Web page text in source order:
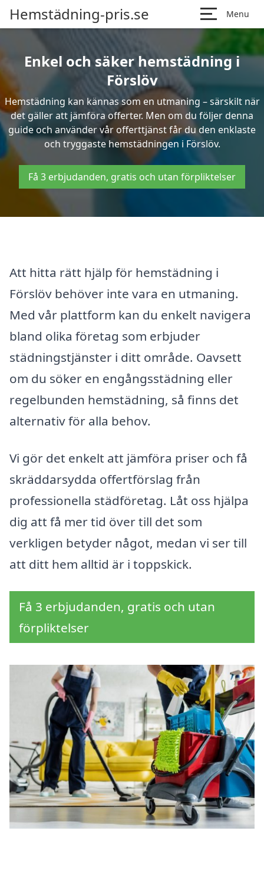
Hemstädning-pris.se Menu
Enkel och säker hemstädning i
Förslöv
Hemstädning kan kännas som en utmaning – särskilt när
det gäller att jämföra offerter. Men om du följer denna
guide och använder vår offerttjänst får du den enklaste
och tryggaste hemstädningen i Förslöv.
Få 3 erbjudanden, gratis och utan förpliktelser
Att hitta rätt hjälp för hemstädning i
Förslöv behöver inte vara en utmaning.
Med vår plattform kan du enkelt navigera
bland olika företag som erbjuder
städningstjänster i ditt område. Oavsett
om du söker en engångsstädning eller
regelbunden hemstädning, så finns det
alternativ för alla behov.
Vi gör det enkelt att jämföra priser och få
skräddarsydda offertförslag från
professionella städföretag. Låt oss hjälpa
dig att få mer tid över till det som
verkligen betyder något, medan vi ser till
att ditt hem alltid är i toppskick.
Få 3 erbjudanden, gratis och utan
förpliktelser